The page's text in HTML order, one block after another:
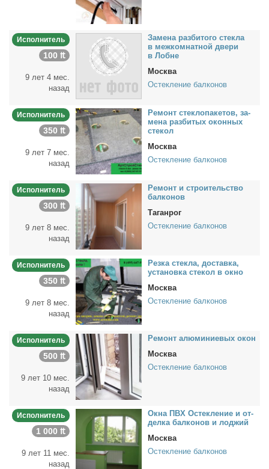
Исполнитель
100 ₶
9 лет 4 мес.
назад
За­ме­на раз­би­то­го стек­ла
в меж­ком­нат­ной две­ри
в Лобне
Москва
Остекление балконов
Исполнитель
350 ₶
9 лет 7 мес.
назад
Ре­монт стек­ло­па­ке­тов, за­
ме­на раз­би­тых окон­ных
сте­кол
Москва
Остекление балконов
Исполнитель
300 ₶
9 лет 8 мес.
назад
Ре­монт и стро­и­тель­ство
бал­ко­нов
Таганрог
Остекление балконов
Исполнитель
350 ₶
9 лет 8 мес.
назад
Рез­ка стек­ла, до­став­ка,
уста­нов­ка сте­кол в ок­но
Москва
Остекление балконов
Исполнитель
500 ₶
9 лет 10 мес.
назад
Ре­монт алю­ми­ни­е­вых окон
Москва
Остекление балконов
Исполнитель
1 000 ₶
9 лет 11 мес.
назад
Ок­на ПВХ Остек­ле­ние и от­
дел­ка бал­ко­нов и лод­жий
Москва
Остекление балконов